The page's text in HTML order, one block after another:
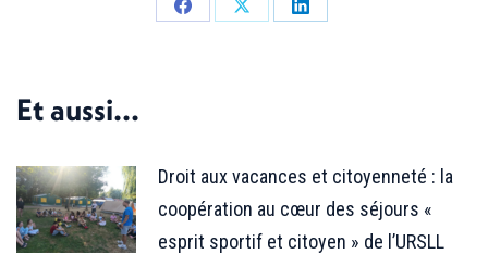
PartagerPartagerPartager
Et aussi...
Droit aux vacances et citoyenneté : la
coopération au cœur des séjours «
esprit sportif et citoyen » de l’URSLL